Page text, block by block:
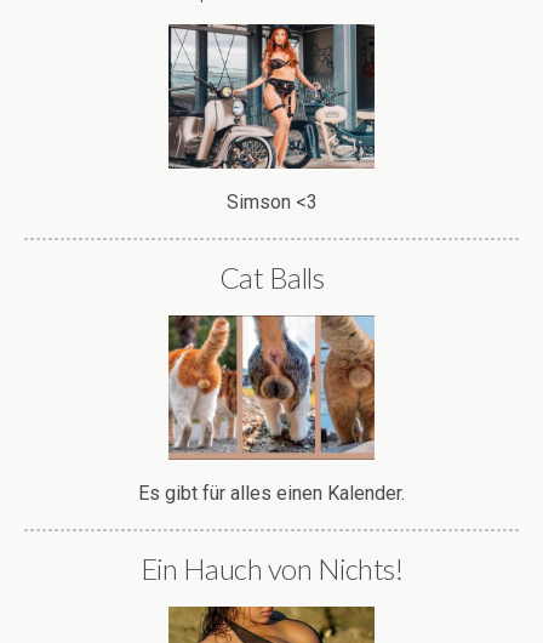
Simson <3
Cat Balls
Es gibt für alles einen Kalender.
Ein Hauch von Nichts!